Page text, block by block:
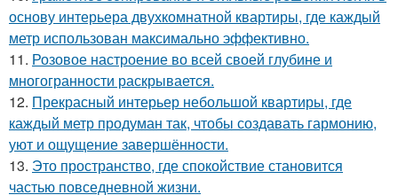
основу интерьера двухкомнатной квартиры, где каждый
метр использован максимально эффективно.
11. Розовое настроение во всей своей глубине и
многогранности раскрывается.
12. Прекрасный интерьер небольшой квартиры, где
каждый метр продуман так, чтобы создавать гармонию,
уют и ощущение завершённости.
13. Это пространство, где спокойствие становится
частью повседневной жизни.